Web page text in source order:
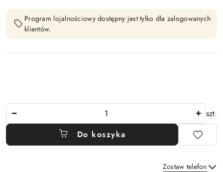
Program lojalnościowy dostępny jest tylko dla zalogowanych
klientów.
szt.
Do koszyka
Zostaw telefon